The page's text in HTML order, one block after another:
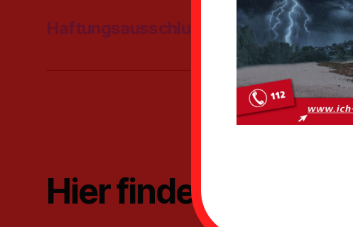
Haftungsausschluss Datenschutz
Hier findest du uns